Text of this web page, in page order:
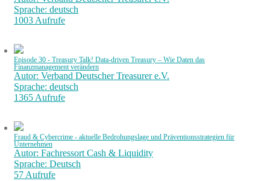
Sprache: deutsch
1003 Aufrufe
Episode 30 - Treasury Talk! Data-driven Treasury – Wie Daten das
Finanzmanagement verändern
Autor: Verband Deutscher Treasurer e.V.
Sprache: deutsch
1365 Aufrufe
Fraud & Cybercrime - aktuelle Bedrohungslage und Präventionsstrategien für
Unternehmen
Autor: Fachressort Cash & Liquidity
Sprache: Deutsch
57 Aufrufe